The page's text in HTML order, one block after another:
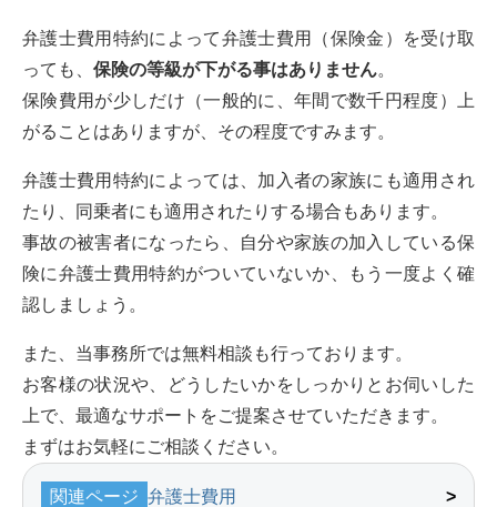
弁護士費用特約によって弁護士費用（保険金）を受け取
っても、 保険の等級が下がる事はありません。
保険費用が少しだけ（一般的に、年間で数千円程度）上
がることはありますが、その程度ですみます。
弁護士費用特約によっては、加入者の家族にも適用され
たり、同乗者にも適用されたりする場合もあります。
事故の被害者になったら、自分や家族の加入している保
険に弁護士費用特約がついていないか、もう一度よく確
認しましょう。
また、当事務所では無料相談も行っております。
お客様の状況や、どうしたいかをしっかりとお伺いした
上で、最適なサポートをご提案させていただきます。
まずはお気軽にご相談ください。
関連ページ 弁護士費用